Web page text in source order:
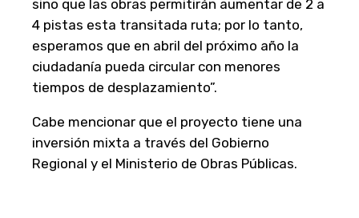
sino que las obras permitirán aumentar de 2 a
4 pistas esta transitada ruta; por lo tanto,
esperamos que en abril del próximo año la
ciudadanía pueda circular con menores
tiempos de desplazamiento”.
Cabe mencionar que el proyecto tiene una
inversión mixta a través del Gobierno
Regional y el Ministerio de Obras Públicas.